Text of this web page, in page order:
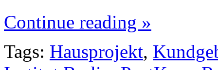
Continue reading »
Tags: Hausprojekt,